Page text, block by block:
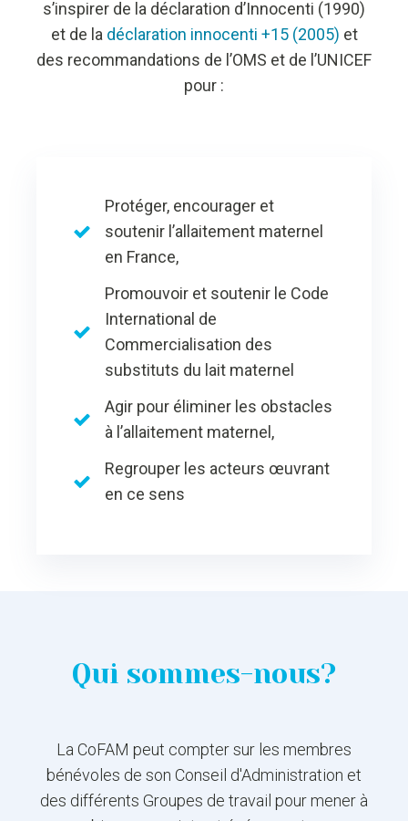
s’inspirer de la déclaration d’Innocenti (1990)
et de la déclaration innocenti +15 (2005) et
des recommandations de l’OMS et de l’UNICEF
pour :
Protéger, encourager et
soutenir l’allaitement maternel
en France,
Promouvoir et soutenir le Code
International de
Commercialisation des
substituts du lait maternel
Agir pour éliminer les obstacles
à l’allaitement maternel,
Regrouper les acteurs œuvrant
en ce sens
Qui sommes-nous?
La CoFAM peut compter sur les membres
bénévoles de son Conseil d'Administration et
des différents Groupes de travail pour mener à